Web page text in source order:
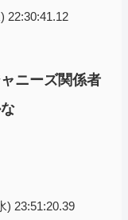
22:30:41.12
ニーズ関係者
) 23:51:20.39